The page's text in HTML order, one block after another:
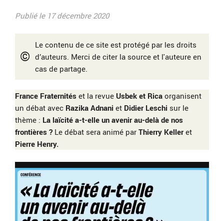
Publié le 17 décembre 2020
©
Le contenu de ce site est protégé par les droits
d’auteurs. Merci de citer la source et l'auteure en
cas de partage.
France Fraternités et la revue Usbek et Rica organisent
un débat avec Razika Adnani et Didier Leschi sur le
thème : La laïcité a-t-elle un avenir au-delà de nos
frontières ? Le débat sera animé par Thierry Kelleret
Pierre Henry.